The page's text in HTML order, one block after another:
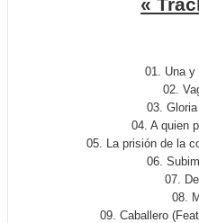
«
01. Una y
02.
03.
04. A quien
05. La prisión de la
06.
07.
08.
09. Caballero